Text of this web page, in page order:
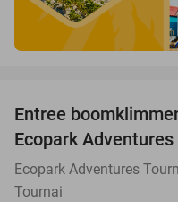
Entree
Ecopark
Ecopark Adventures
Tournai